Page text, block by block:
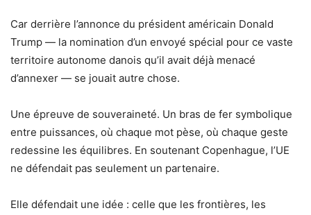
Car derrière l’annonce du président américain Donald
Trump — la nomination d’un envoyé spécial pour ce vaste
territoire autonome danois qu’il avait déjà menacé
d’annexer — se jouait autre chose.
Une épreuve de souveraineté. Un bras de fer symbolique
entre puissances, où chaque mot pèse, où chaque geste
redessine les équilibres. En soutenant Copenhague, l’UE
ne défendait pas seulement un partenaire.
Elle défendait une idée : celle que les frontières, les